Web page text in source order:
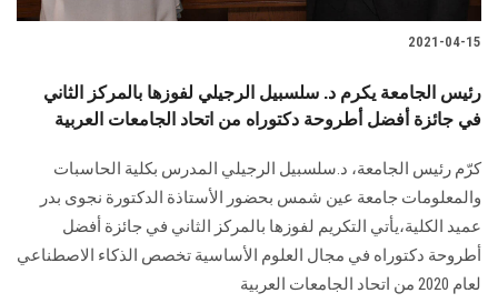
2021-04-15
رئيس الجامعة يكرم د. سلسبيل الرجيلي لفوزها بالمركز الثاني
في جائزة أفضل أطروحة دكتوراه من اتحاد الجامعات العربية
كرّم رئيس الجامعة، د.سلسبيل الرجيلي المدرس بكلية الحاسبات
والمعلومات جامعة عين شمس بحضور الأستاذة الدكتورة نجوى بدر
عميد الكلية،يأتي التكريم لفوزها بالمركز الثاني في جائزة أفضل
أطروحة دكتوراه في مجال العلوم الأساسية تخصص الذكاء الاصطناعي
لعام 2020 من اتحاد الجامعات العربية